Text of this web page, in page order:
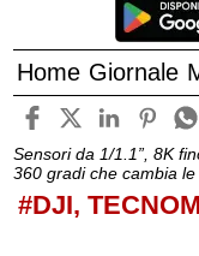
Home Giornale
Sensori da 1/1.1”, 8K
360 gradi che cambia
#DJI,